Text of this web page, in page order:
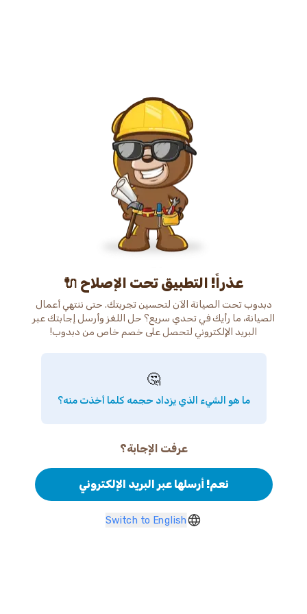
عذراً! التطبيق تحت الإصلاح 🔌
دبدوب تحت الصيانة الآن لتحسين تجربتك. حتى ننتهي أعمال
الصيانة، ما رأيك في تحدي سريع؟ حل اللغز وأرسل إجابتك عبر
البريد الإلكتروني لتحصل على خصم خاص من دبدوب!
🤔
ما هو الشيء الذي يزداد حجمه كلما أخذت منه؟
عرفت الإجابة؟
نعم! أرسلها عبر البريد الإلكتروني
Switch to English